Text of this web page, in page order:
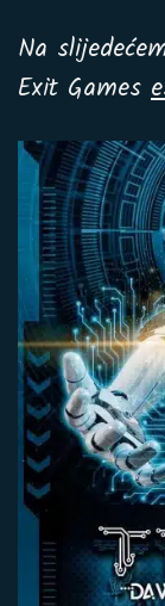
Na
Exit Games